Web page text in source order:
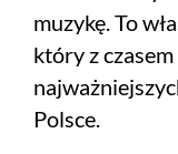
muzykę. To
który z
Polsce.